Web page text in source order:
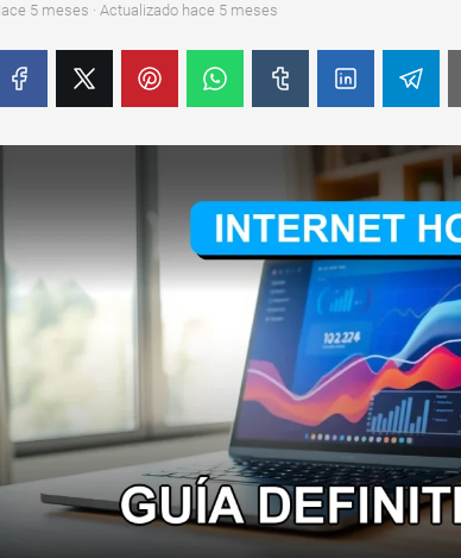
hace 5 meses · Actualizado hace 5 meses